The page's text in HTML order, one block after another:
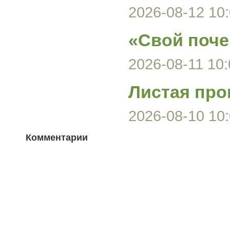
2026-08-12
«Свой
2026-08-11
Листая
2026-08-10
Комментарии